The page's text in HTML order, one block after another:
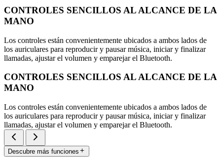
CONTROLES SENCILLOS AL ALCANCE DE LA
MANO
Los controles están convenientemente ubicados a ambos lados de
los auriculares para reproducir y pausar música, iniciar y finalizar
llamadas, ajustar el volumen y emparejar el Bluetooth.
CONTROLES SENCILLOS AL ALCANCE DE LA
MANO
Los controles están convenientemente ubicados a ambos lados de
los auriculares para reproducir y pausar música, iniciar y finalizar
llamadas, ajustar el volumen y emparejar el Bluetooth.
Descubre más funciones